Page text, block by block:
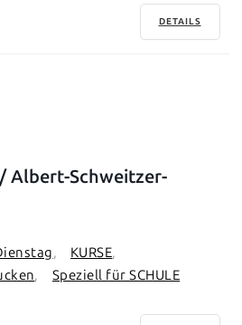
DETAILS
/ Albert-Schweitzer-
KURSE
Speziell für SCHULE